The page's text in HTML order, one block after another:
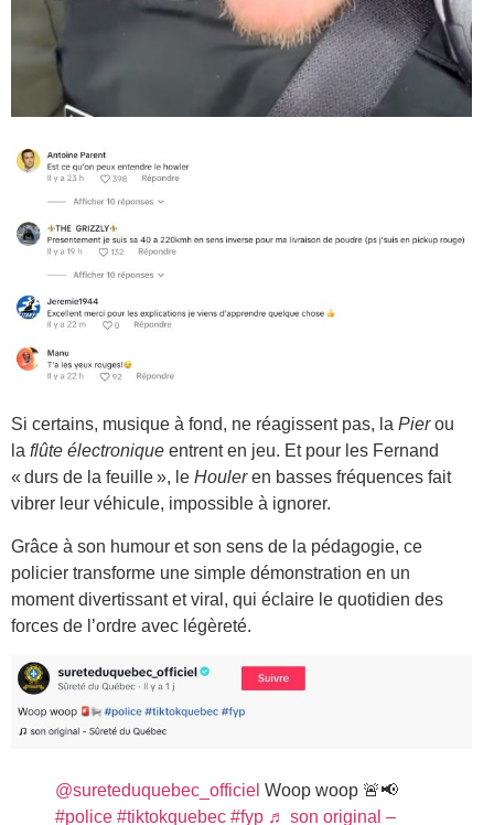
Si certains, musique à fond, ne réagissent pas, la Pierou
la flûte électronique entrent en jeu. Et pour les Fernand
« durs de la feuille », le Houleren basses fréquences fait
vibrer leur véhicule, impossible à ignorer.
Grâce à son humour et son sens de la pédagogie, ce
policier transforme une simple démonstration en un
moment divertissant et viral, qui éclaire le quotidien des
forces de l’ordre avec légèreté.
@sureteduquebec_officiel Woop woop 🚨📢
#police #tiktokquebec #fyp ♬ son original –